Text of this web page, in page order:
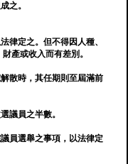
之。
律定之。但不得因人種、
產或收入而有差別。
散時，其任期則至屆滿前
議員之半數。
員選舉之事項，以法律定